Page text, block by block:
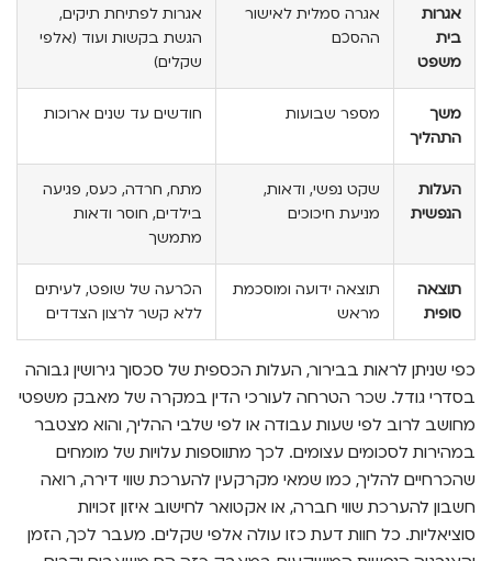
אגרות
בית
משפט
אגרה סמלית לאישור
ההסכם
אגרות לפתיחת תיקים,
הגשת בקשות ועוד (אלפי
שקלים)
משך
התהליך
מספר שבועות חודשים עד שנים ארוכות
העלות
הנפשית
שקט נפשי, ודאות,
מניעת חיכוכים
מתח, חרדה, כעס, פגיעה
בילדים, חוסר ודאות
מתמשך
תוצאה
סופית
תוצאה ידועה ומוסכמת
מראש
הכרעה של שופט, לעיתים
ללא קשר לרצון הצדדים
כפי שניתן לראות בבירור, העלות הכספית של סכסוך גירושין גבוהה
בסדרי גודל. שכר הטרחה לעורכי הדין במקרה של מאבק משפטי
מחושב לרוב לפי שעות עבודה או לפי שלבי ההליך, והוא מצטבר
במהירות לסכומים עצומים. לכך מתווספות עלויות של מומחים
שהכרחיים להליך, כמו שמאי מקרקעין להערכת שווי דירה, רואה
חשבון להערכת שווי חברה, או אקטואר לחישוב איזון זכויות
סוציאליות. כל חוות דעת כזו עולה אלפי שקלים. מעבר לכך, הזמן